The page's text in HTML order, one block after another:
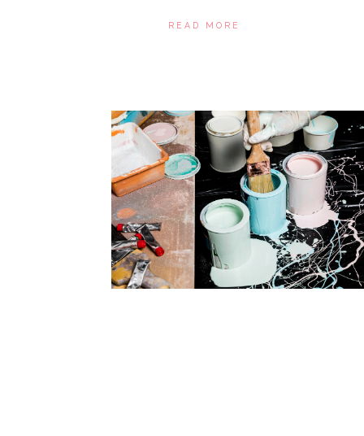
READ MORE